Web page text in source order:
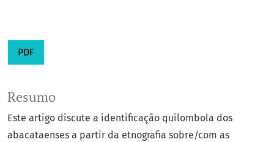
PDF
Resumo
Este artigo discute a identificação quilombola dos
abacataenses a partir da etnografia sobre/com as